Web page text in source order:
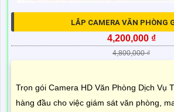
LẮP CAMERA VĂN PHÒNG
4,200,000 ₫
4,800,000 ₫
Trọn gói Camera HD Văn Phòng Dịch Vụ
hàng đầu cho việc giám sát văn phòng,